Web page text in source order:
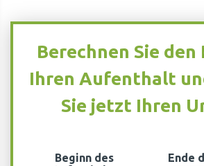
Berechnen Sie den
Ihren Aufenthalt
Sie jetzt Ihren
Beginn des
Ende